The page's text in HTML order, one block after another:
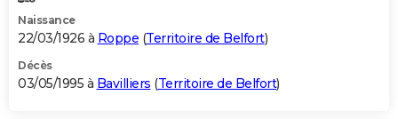
Naissance
22/03/1926 à Roppe (Territoire de Belfort)
Décès
03/05/1995 à Bavilliers (Territoire de Belfort)